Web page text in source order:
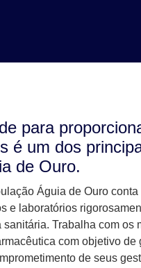
para
é um dos
de Ouro.
Águia de Ouro
e laboratórios
Trabalha com os
com objetivo
de seus